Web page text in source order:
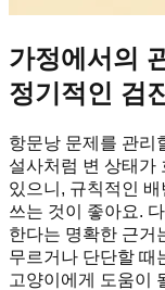
가정에서의
정기적인 검
항문낭 문제를 관리
설사처럼 변 상태가
있으니, 규칙적인
쓰는 것이 좋아요.
한다는 명확한 근거
무르거나 단단할 때
고양이에게 도움이